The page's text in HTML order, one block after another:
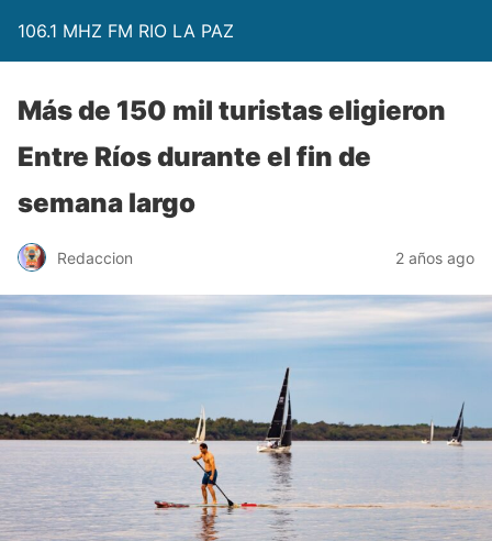
106.1 MHZ FM RIO LA PAZ
Más de 150 mil turistas eligieron
Entre Ríos durante el fin de
semana largo
Redaccion 2 años ago